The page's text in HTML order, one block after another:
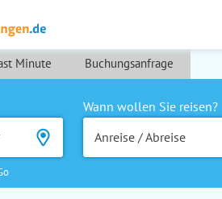
Minute Buchungsanfrage
Wann wollen Sie reisen?
Anreise / Abreise